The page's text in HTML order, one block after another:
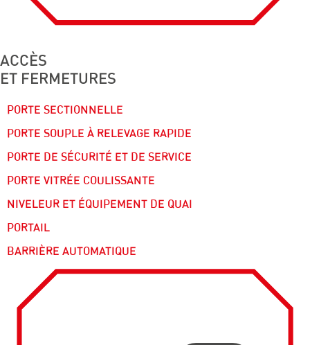
ACCÈS
ET FERMETURES
PORTE SECTIONNELLE
PORTE SOUPLE À RELEVAGE RAPIDE
PORTE DE SÉCURITÉ ET DE SERVICE
PORTE VITRÉE COULISSANTE
NIVELEUR ET ÉQUIPEMENT DE QUAI
PORTAIL
BARRIÈRE AUTOMATIQUE